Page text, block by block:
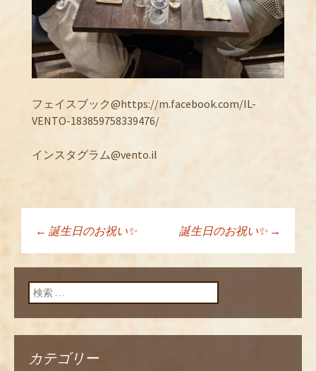
フェイスブック@https://m.facebook.com/IL-
VENTO-183859758339476/
インスタグラム@vento.il
投稿ナビゲーショ
ン
← 誕生日のお祝い✨ 誕生日のお祝い✨ →
検索:
カテゴリー